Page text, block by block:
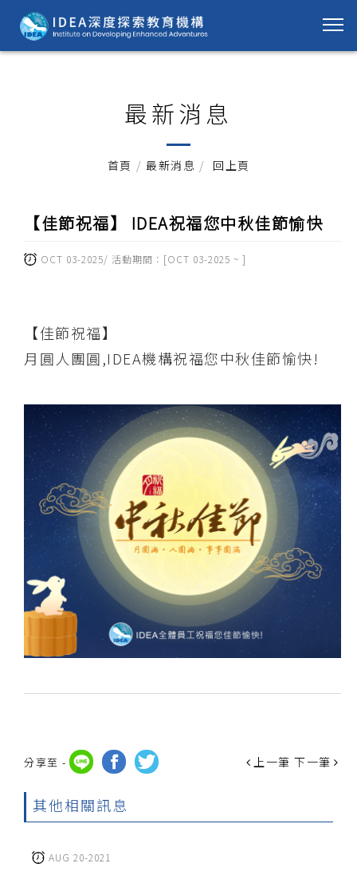
最新消息
首頁 / 最新消息 / 回上頁
【佳節祝福】 IDEA祝福您中秋佳節愉快
OCT 03-2025/ 活動期間：[OCT 03-2025 ~ ]
【佳節祝福】
月圓人團圓,IDEA機構祝福您中秋佳節愉快!
分享至 - 上一筆 下一筆
其他相關訊息
AUG 20-2021